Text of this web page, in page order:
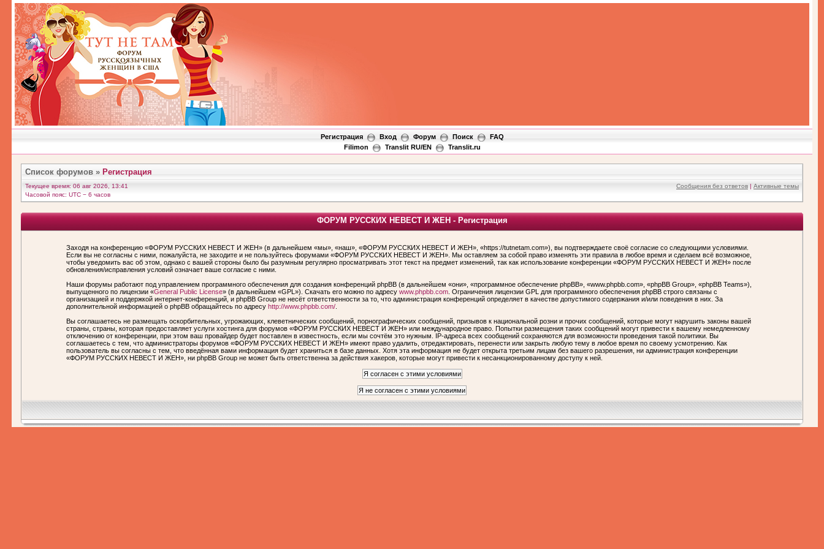
Регистрация Вход Форум Поиск
FAQ
Filimon
Translit RU/EN Translit.ru
Список форумов » Регистрация
Текущее время: 06 авг 2026, 13:41
Часовой пояс: UTC − 6 часов
Сообщения без ответов | Активные темы
ФОРУМ РУССКИХ НЕВЕСТ И ЖЕН - Регистрация
Заходя на конференцию «ФОРУМ РУССКИХ НЕВЕСТ И ЖЕН» (в дальнейшем «мы», «наш», «ФОРУМ РУССКИХ НЕВЕСТ И ЖЕН», «https://tutnetam.com»), вы подтверждаете своё согласие со следующими условиями.
Если вы не согласны с ними, пожалуйста, не заходите и не пользуйтесь форумами «ФОРУМ РУССКИХ НЕВЕСТ И ЖЕН». Мы оставляем за собой право изменять эти правила в любое время и сделаем всё возможное,
чтобы уведомить вас об этом, однако с вашей стороны было бы разумным регулярно просматривать этот текст на предмет изменений, так как использование конференции «ФОРУМ РУССКИХ НЕВЕСТ И ЖЕН» после
обновления/исправления условий означает ваше согласие с ними.
Наши форумы работают под управлением программного обеспечения для создания конференций phpBB (в дальнейшем «они», «программное обеспечение phpBB», «www.phpbb.com», «phpBB Group», «phpBB Teams»),
выпущенного по лицензии «General Public License» (в дальнейшем «GPL»). Скачать его можно по адресу www.phpbb.com. Ограничения лицензии GPL для программного обеспечения phpBB строго связаны с
организацией и поддержкой интернет-конференций, и phpBB Group не несёт ответственности за то, что администрация конференций определяет в качестве допустимого содержания и/или поведения в них. За
дополнительной информацией о phpBB обращайтесь по адресу http://www.phpbb.com/.
Вы соглашаетесь не размещать оскорбительных, угрожающих, клеветнических сообщений, порнографических сообщений, призывов к национальной розни и прочих сообщений, которые могут нарушить законы вашей
страны, страны, которая предоставляет услуги хостинга для форумов «ФОРУМ РУССКИХ НЕВЕСТ И ЖЕН» или международное право. Попытки размещения таких сообщений могут привести к вашему немедленному
отключению от конференции, при этом ваш провайдер будет поставлен в известность, если мы сочтём это нужным. IP-адреса всех сообщений сохраняются для возможности проведения такой политики. Вы
соглашаетесь с тем, что администраторы форумов «ФОРУМ РУССКИХ НЕВЕСТ И ЖЕН» имеют право удалить, отредактировать, перенести или закрыть любую тему в любое время по своему усмотрению. Как
пользователь вы согласны с тем, что введённая вами информация будет храниться в базе данных. Хотя эта информация не будет открыта третьим лицам без вашего разрешения, ни администрация конференции
«ФОРУМ РУССКИХ НЕВЕСТ И ЖЕН», ни phpBB Group не может быть ответственна за действия хакеров, которые могут привести к несанкционированному доступу к ней.